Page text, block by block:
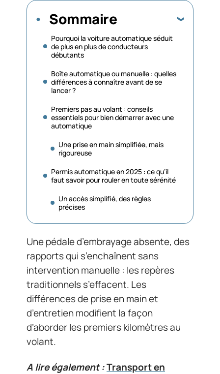
Sommaire
Pourquoi la voiture automatique séduit
de plus en plus de conducteurs
débutants
Boîte automatique ou manuelle : quelles
différences à connaître avant de se
lancer ?
Premiers pas au volant : conseils
essentiels pour bien démarrer avec une
automatique
Une prise en main simplifiée, mais
rigoureuse
Permis automatique en 2025 : ce qu’il
faut savoir pour rouler en toute sérénité
Un accès simplifié, des règles
précises
Une pédale d’embrayage absente, des
rapports qui s’enchaînent sans
intervention manuelle : les repères
traditionnels s’effacent. Les
différences de prise en main et
d’entretien modifient la façon
d’aborder les premiers kilomètres au
volant.
A lire également :Transport en